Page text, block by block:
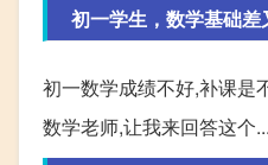
初一学生，数学基础
初一数学成绩不好,补课是
数学老师,让我来回答这个...